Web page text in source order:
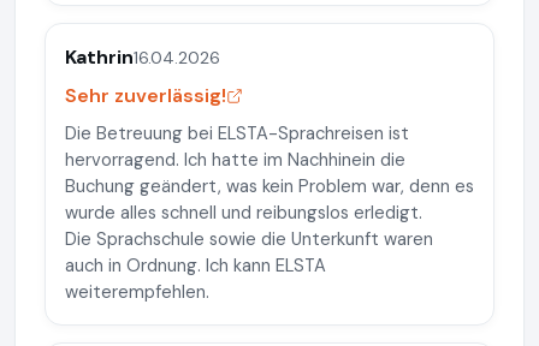
Kathrin16.04.2026
Sehr zuverlässig!
Die Betreuung bei ELSTA-Sprachreisen ist
hervorragend. Ich hatte im Nachhinein die
Buchung geändert, was kein Problem war, denn es
wurde alles schnell und reibungslos erledigt.
Die Sprachschule sowie die Unterkunft waren
auch in Ordnung. Ich kann ELSTA
weiterempfehlen.